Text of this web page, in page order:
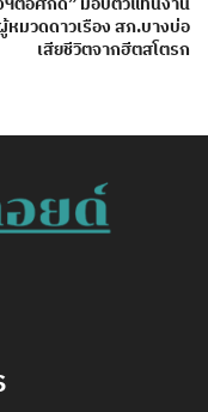
มวดดาวเรือง สภ.บางบ่อ
เสียชีวิตจากฮีตสโตรก